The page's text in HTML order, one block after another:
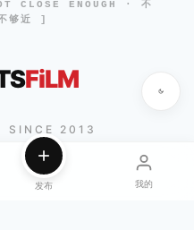
CLOSE ENOUGH · 不
够近 ]
FiLM
SINCE 2013
发布 我的